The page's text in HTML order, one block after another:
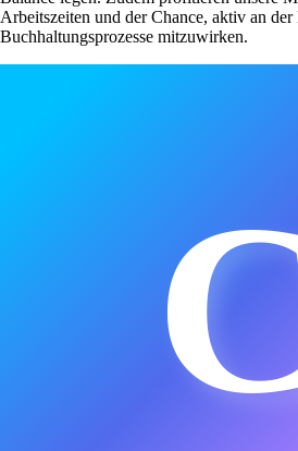
Arbeitszeiten und der Chance, aktiv an
Buchhaltungsprozesse mitzuwirken.